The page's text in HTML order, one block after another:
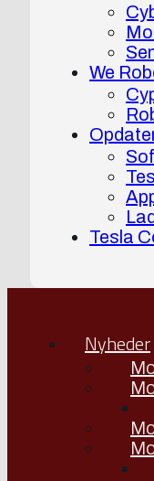
We
Tesla
Nyheder